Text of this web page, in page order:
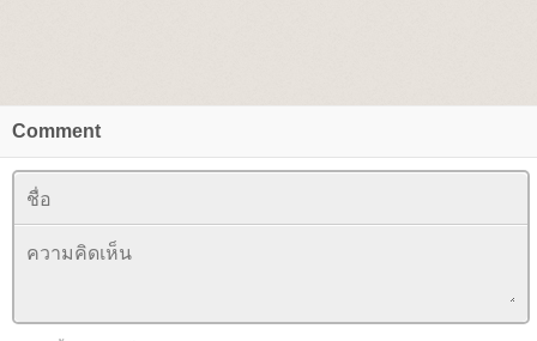
Comment